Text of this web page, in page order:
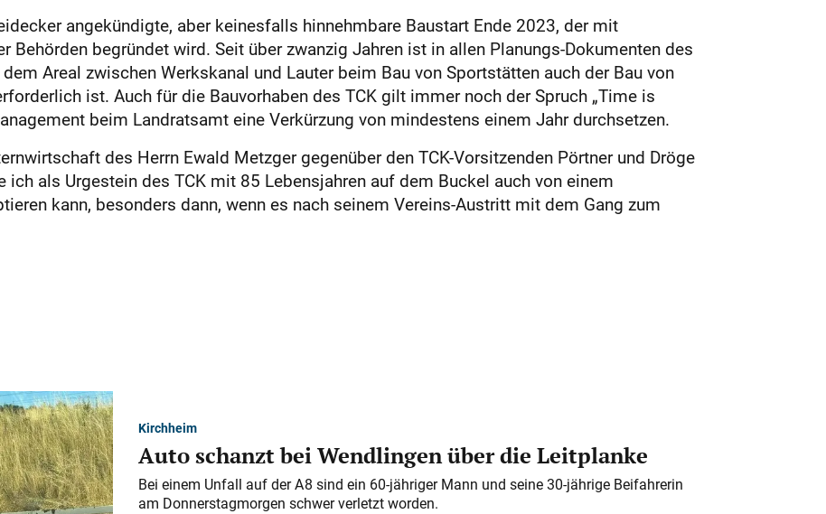
angekündigte, aber keinesfalls hinnehmbare Baustart Ende 2023, der mit
Behörden begründet wird. Seit über zwanzig Jahren ist in allen Planungs-Dokumenten des
Areal zwischen Werkskanal und Lauter beim Bau von Sportstätten auch der Bau von
ist. Auch für die Bauvorhaben des TCK gilt immer noch der Spruch „Time is
beim Landratsamt eine Verkürzung von mindestens einem Jahr durchsetzen.
des Herrn Ewald Metzger gegenüber den TCK-Vorsitzenden Pörtner und Dröge
ich als Urgestein des TCK mit 85 Lebensjahren auf dem Buckel auch von einem
kann, besonders dann, wenn es nach seinem Vereins-Austritt mit dem Gang zum
Kirchheim
Auto schanzt bei Wendlingen über die Leitplanke
Bei einem Unfall auf der A 8 sind ein 60-jähriger Mann und seine 30-jährige Beifahrerin
am Donnerstagmorgen schwer verletzt worden.